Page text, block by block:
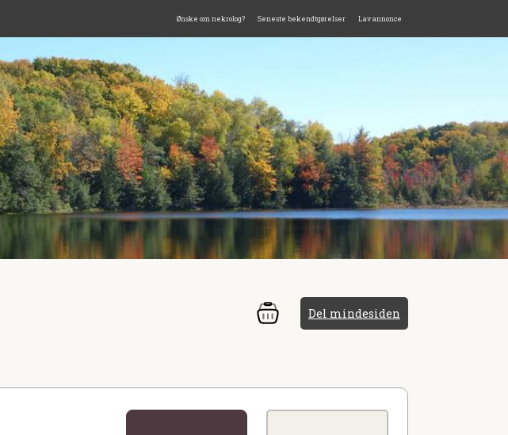
Ønske om nekrolog? Seneste bekendtgørelser Lav annonce
Del mindesiden